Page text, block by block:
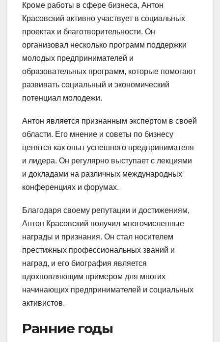
Кроме работы в сфере бизнеса, Антон
Красовский активно участвует в социальных
проектах и благотворительности. Он
организовал несколько программ поддержки
молодых предпринимателей и
образовательных программ, которые помогают
развивать социальный и экономический
потенциал молодежи.
Антон является признанным экспертом в своей
области. Его мнение и советы по бизнесу
ценятся как опыт успешного предпринимателя
и лидера. Он регулярно выступает с лекциями
и докладами на различных международных
конференциях и форумах.
Благодаря своему репутации и достижениям,
Антон Красовский получил многочисленные
награды и признания. Он стал носителем
престижных профессиональных званий и
наград, и его биография является
вдохновляющим примером для многих
начинающих предпринимателей и социальных
активистов.
Ранние годы